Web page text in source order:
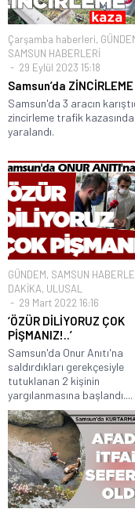
Çarşamba haberleri,
SAMSUN HABERLERİ
29 Eylül 2023 15:18
Samsun’da
Samsun'da 3 aracın
zincirleme trafik
yaralandı.
GÜNDEM, SAMSUN
DAKİKA, ULUSAL
29 Mart 2022 16:16
‘ÖZÜR DİLİYORUZ ÇOK
PİŞMANIZ!..’
Samsun'da Onur Anıtı'na
saldırdıkları gerekçesiyle
tutuklanan 2 kişinin
yargılanmasına başlandı....